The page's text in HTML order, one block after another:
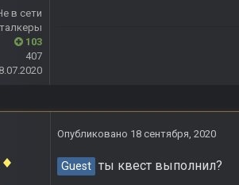
в сети
103
407
Опубликовано 18 сентября, 2020
Guest ты квест выполнил?